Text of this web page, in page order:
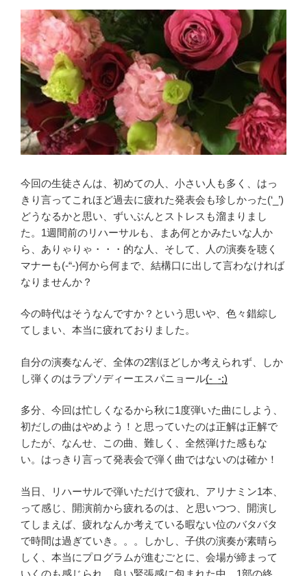
今回の生徒さんは、初めての人、小さい人も多く、はっ
きり言ってこれほど過去に疲れた発表会も珍しかった(‘_’)
どうなるかと思い、ずいぶんとストレスも溜まりまし
た。1週間前のリハーサルも、まあ何とかみたいな人か
ら、ありゃりゃ・・・的な人、そして、人の演奏を聴く
マナーも(-“-)何から何まで、結構口に出して言わなければ
なりませんか？
今の時代はそうなんですか？という思いや、色々錯綜し
てしまい、本当に疲れておりました。
自分の演奏なんぞ、全体の2割ほどしか考えられず、しか
し弾くのはラプソディーエスパニョール(-_-;)
多分、今回は忙しくなるから秋に1度弾いた曲にしよう、
初だしの曲はやめよう！と思っていたのは正解は正解で
したが、なんせ、この曲、難しく、全然弾けた感もな
い。はっきり言って発表会で弾く曲ではないのは確か！
当日、リハーサルで弾いただけで疲れ、アリナミン1本、
って感じ、開演前から疲れるのは、と思いつつ、開演し
てしまえば、疲れなんか考えている暇ない位のバタバタ
で時間は過ぎていき。。。しかし、子供の演奏が素晴ら
しく、本当にプログラムが進むごとに、会場が締まって
いくのも感じられ、良い緊張感に包まれた中、1部の終